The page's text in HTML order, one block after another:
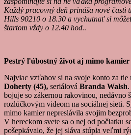
Každý pracovný deň prináša nové časti
Hills 90210 o 18.30 a vychutnať si
štartom vždy o 12.40 hod..
Pestrý ľúbostný život aj mimo kamier
Najviac vzťahov si na svoje konto za tie
Doherty (45), seriálová Branda Walsh
bojuje so zákernou rakovinou, nedávno
rozlúčkovým videom na sociálnej sieti.
mimo kamier nepreslávila svojim
V hereckom svete sa o nej od počiatku
pošepkávalo, že jej sláva stúpla veľmi